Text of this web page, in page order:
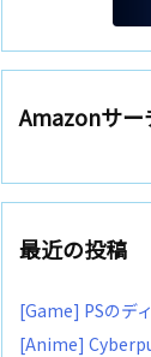
Amazonサー
最近の投稿
[Game] PSのデ
[Anime]